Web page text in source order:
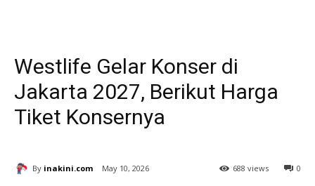
Westlife Gelar Konser di
Jakarta 2027, Berikut Harga
Tiket Konsernya
By inakini.com May 10, 2026 0
688 views